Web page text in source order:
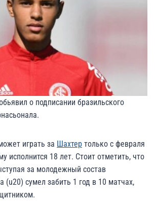
о подписании бразильского
играть за Шахтер только с февраля
исполнится 18 лет. Стоит отметить, что
за молодежный состав
(u20) сумел забить 1 год в 10 матчах,